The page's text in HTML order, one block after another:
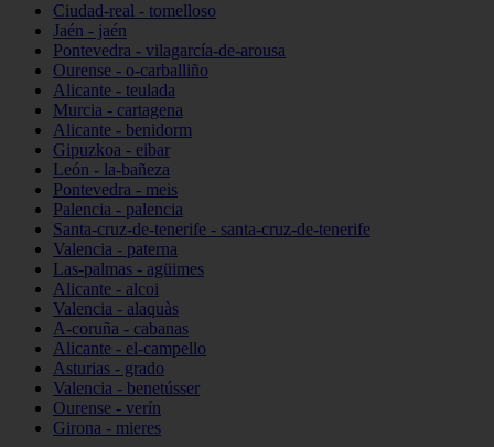
Ciudad-real - tomelloso
Jaén - jaén
Pontevedra - vilagarcía-de-arousa
Ourense - o-carballiño
Alicante - teulada
Murcia - cartagena
Alicante - benidorm
Gipuzkoa - eibar
León - la-bañeza
Pontevedra - meis
Palencia - palencia
Santa-cruz-de-tenerife - santa-cruz-de-tenerife
Valencia - paterna
Las-palmas - agüimes
Alicante - alcoi
Valencia - alaquàs
A-coruña - cabanas
Alicante - el-campello
Asturias - grado
Valencia - benetússer
Ourense - verín
Girona - mieres